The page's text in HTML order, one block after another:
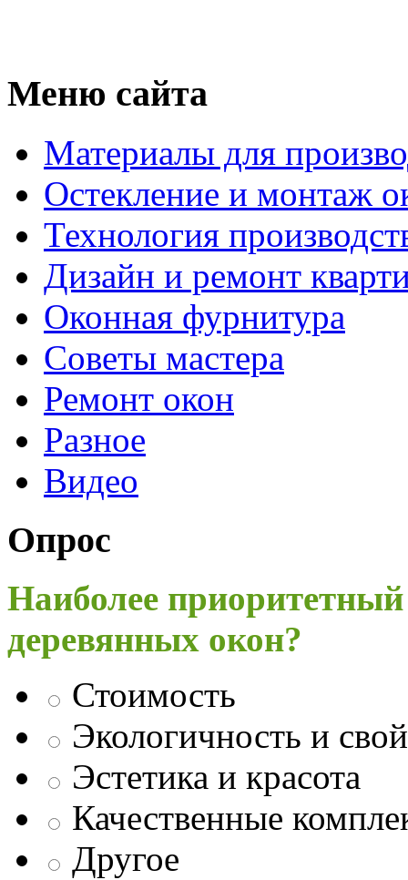
Меню сайта
Материалы для
Остекление и монтаж
Технология
Дизайн и ремонт
Оконная фурнитура
Советы мастера
Ремонт окон
Разное
Видео
Опрос
Наиболее
деревянных окон?
Стоимость
Экологичность и
Эстетика и красота
Качественные
Другое